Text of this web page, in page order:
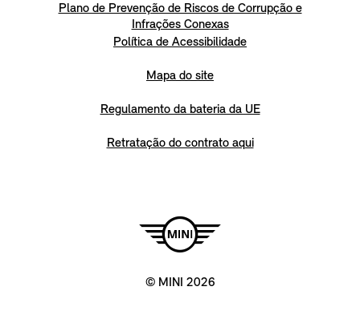
Plano de Prevenção de Riscos de Corrupção e
Infrações Conexas
Política de Acessibilidade
Mapa do site
Regulamento da bateria da UE
Retratação do contrato aqui
© MINI 2026